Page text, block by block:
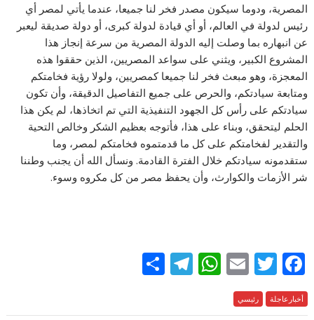
المصرية، ودوما سيكون مصدر فخر لنا جميعا، عندما يأتي لمصر أي
رئيس لدولة في العالم، أو أي قيادة لدولة كبرى، أو دولة صديقة ليعبر
عن انبهاره بما وصلت إليه الدولة المصرية من سرعة إنجاز هذا
المشروع الكبير، ويثني على سواعد المصريين، الذين حققوا هذه
المعجزة، وهو مبعث فخر لنا جميعا كمصريين، ولولا رؤية فخامتكم
ومتابعة سيادتكم، والحرص على جميع التفاصيل الدقيقة، وأن تكون
سيادتكم على رأس كل الجهود التنفيذية التي تم اتخاذها، لم يكن هذا
الحلم ليتحقق، وبناء على هذا، فأتوجه بعظيم الشكر وخالص التحية
والتقدير لفخامتكم على كل ما قدمتموه فخامتكم لمصر، وما
ستقدمونه سيادتكم خلال الفترة القادمة. ونسأل الله أن يجنب وطننا
شر الأزمات والكوارث، وأن يحفظ مصر من كل مكروه وسوء.
F
ac
e
T
w
itt
E
ai
W
at
T
e
ar أخبارعاجلة رئيسي